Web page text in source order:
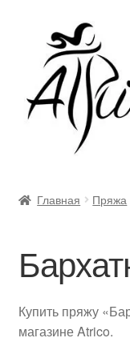
Перейти
навигации
Перейти
содержимому
Контакты
Корзина
Главная Пряжа
Купить пряжу
магазине Atrico.